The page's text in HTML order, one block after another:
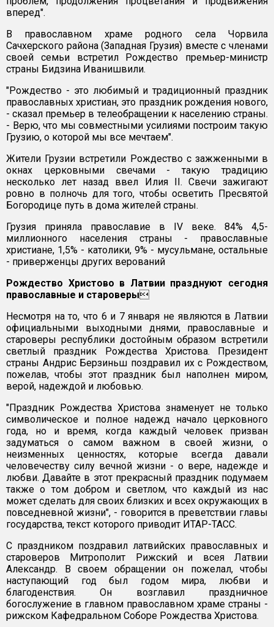
вперед".
В православном храме родного села Чорвила
Сачхерского района (Западная Грузия) вместе с членами
своей семьи встретил Рождество премьер-министр
страны Бидзина Иванишвили.
"Рождество - это любимый и традиционный праздник
православных христиан, это праздник рождения нового,
- сказал премьер в телеобращении к населению страны.
- Верю, что мы совместными усилиями построим такую
Грузию, о которой мы все мечтаем".
Жители Грузии встретили Рождество с зажженными в
окнах церковными свечами - такую традицию
несколько лет назад ввел Илия II. Свечи зажигают
ровно в полночь для того, чтобы осветить Пресвятой
Богородице путь в дома жителей страны.
Грузия приняла православие в IV веке. 84% 4,5-
миллионного населения страны - православные
христиане, 1,5% - католики, 9% - мусульмане, остальные
- приверженцы других верований
Рождество Христово в Латвии празднуют сегодня
православные и староверы
Несмотря на то, что 6 и 7 января не являются в Латвии
официальными выходными днями, православные и
староверы республики достойным образом встретили
светлый праздник Рождества Христова. Президент
страны Андрис Берзиньш поздравил их с Рождеством,
пожелав, чтобы этот праздник был наполнен миром,
верой, надеждой и любовью.
"Праздник Рождества Христова знаменует не только
символическое и полное надежд начало церковного
года, но и время, когда каждый человек призван
задуматься о самом важном в своей жизни, о
неизменных ценностях, которые всегда давали
человечеству силу вечной жизни - о вере, надежде и
любви. Давайте в этот прекрасный праздник подумаем
также о том добром и светлом, что каждый из нас
может сделать для своих близких и всех окружающих в
повседневной жизни", - говорится в преветствии главы
государства, текст которого приводит ИТАР-ТАСС.
С праздником поздравил латвийских православных и
староверов Митрополит Рижский и всея Латвии
Александр. В своем обращении он пожелал, чтобы
наступающий год был годом мира, любви и
благоденствия. Он возглавил праздничное
богослужение в главном православном храме страны -
рижском Кафедральном Соборе Рождества Христова.